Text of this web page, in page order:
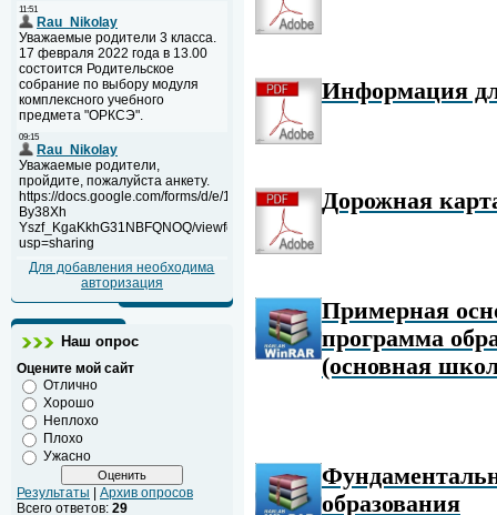
Для добавления необходима
авторизация
Наш опрос
Оцените мой сайт
Отлично
Хорошо
Неплохо
Плохо
Ужасно
Результаты
Архив опросов
Всего ответов: 29
Информация
Дорожная
Примерная
программа
(основная
образования